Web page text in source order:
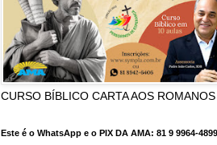
CURSO BÍBLICO CARTA AOS ROMANOS
Este é o WhatsApp e o PIX DA AMA: 81 9 9964-